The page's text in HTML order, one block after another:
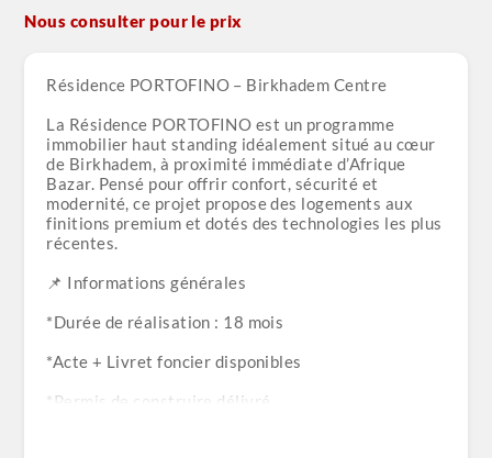
Nous consulter pour le prix
Résidence PORTOFINO – Birkhadem Centre
La Résidence PORTOFINO est un programme
immobilier haut standing idéalement situé au cœur
de Birkhadem, à proximité immédiate d’Afrique
Bazar. Pensé pour offrir confort, sécurité et
modernité, ce projet propose des logements aux
finitions premium et dotés des technologies les plus
récentes.
📌 Informations générales
*Durée de réalisation : 18 mois
*Acte + Livret foncier disponibles
*Permis de construire délivré